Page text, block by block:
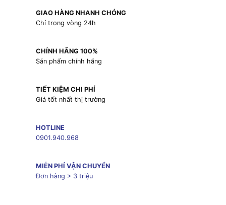
GIAO HÀNG NHANH CHÓNG
Chỉ trong vòng 24h
CHÍNH HÃNG 100%
Sản phẩm chính hãng
TIẾT KIỆM CHI PHÍ
Giá tốt nhất thị trường
HOTLINE
0901.940.968
MIỄN PHÍ VẬN CHUYỂN
Đơn hàng > 3 triệu